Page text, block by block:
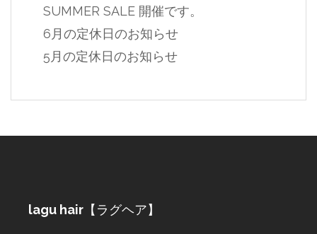
SUMMER SALE 開催です。
6月の定休日のお知らせ
5月の定休日のお知らせ
lagu hair 【ラグヘア】